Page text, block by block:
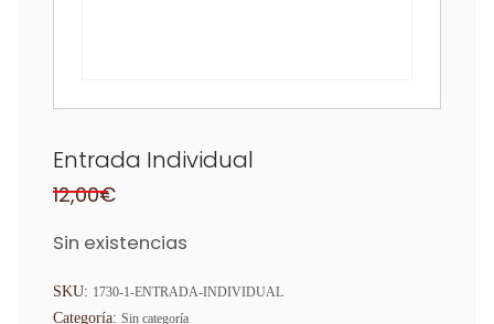
Entrada Individual
12,00€
Sin existencias
SKU: 1730-1-ENTRADA-INDIVIDUAL
Categoría: Sin categoría